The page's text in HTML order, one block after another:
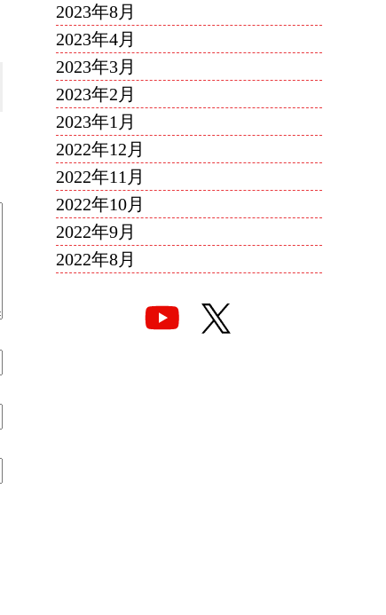
2023年8月
2023年4月
2023年3月
2023年2月
2023年1月
2022年12月
2022年11月
2022年10月
2022年9月
2022年8月